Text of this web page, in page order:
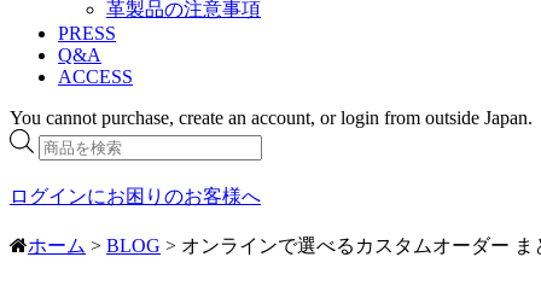
革製品の注意事項
PRESS
Q&A
ACCESS
You cannot purchase, create an account, or login from outside Japan.
商
品
検
ログインにお困りのお客様へ
ホーム > BLOG > オンラインで選べるカスタムオーダー ま